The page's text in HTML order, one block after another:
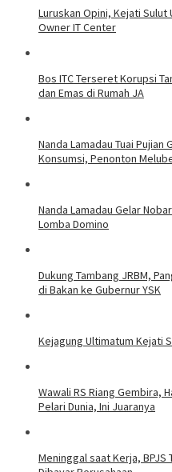
Luruskan Opini, Kejati Sulut
Owner IT Center
Bos ITC Terseret Korupsi
dan Emas di Rumah JA
Nanda Lamadau Tuai Pujian
Konsumsi, Penonton
Nanda Lamadau Gelar
Lomba Domino
Dukung Tambang JRBM,
di Bakan ke Gubernur YSK
Kejagung Ultimatum Kejati
Wawali RS Riang Gembira,
Pelari Dunia, Ini Juaranya
Meninggal saat Kerja, BPJS